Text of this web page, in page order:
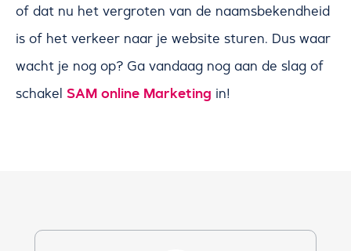
of dat nu het vergroten van de naamsbekendheid
is of het verkeer naar je website sturen. Dus waar
wacht je nog op? Ga vandaag nog aan de slag of
schakel SAM online Marketing in!